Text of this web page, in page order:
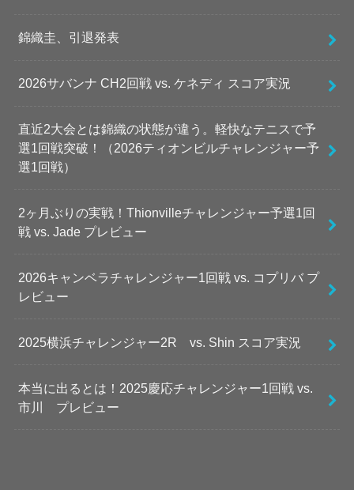
錦織圭、引退発表
2026サバンナ CH2回戦 vs. ケネディ スコア実況
直近2大会とは錦織の状態が違う。軽快なテニスで予
選1回戦突破！（2026ティオンビルチャレンジャー予
選1回戦）
2ヶ月ぶりの実戦！Thionvilleチャレンジャー予選1回
戦 vs. Jade プレビュー
2026キャンベラチャレンジャー1回戦 vs. コプリバ プ
レビュー
2025横浜チャレンジャー2R vs. Shin スコア実況
本当に出るとは！2025慶応チャレンジャー1回戦 vs.
市川 プレビュー